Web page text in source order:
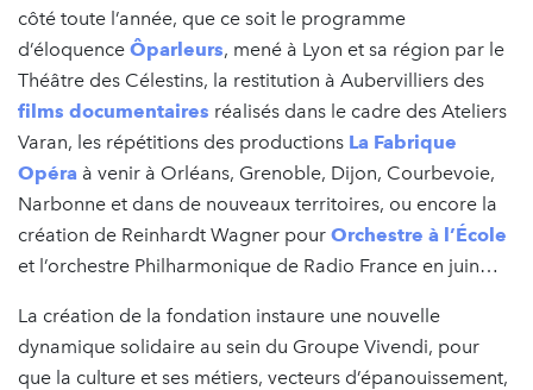
côté toute l’année, que ce soit le programme
d’éloquence Ôparleurs, mené à Lyon et sa région par le
Théâtre des Célestins, la restitution à Aubervilliers des
films documentaires réalisés dans le cadre des Ateliers
Varan, les répétitions des productions La Fabrique
Opéra à venir à Orléans, Grenoble, Dijon, Courbevoie,
Narbonne et dans de nouveaux territoires, ou encore la
création de Reinhardt Wagner pour Orchestre à l’École
et l’orchestre Philharmonique de Radio France en juin…
La création de la fondation instaure une nouvelle
dynamique solidaire au sein du Groupe Vivendi, pour
que la culture et ses métiers, vecteurs d’épanouissement,